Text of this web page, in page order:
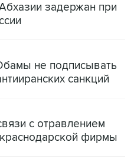
задержан при
не подписывать
санкций
с отравлением
фирмы